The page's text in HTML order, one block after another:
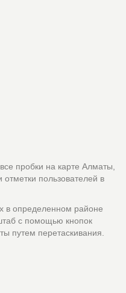
пробки на карте Алматы,
пользователей в
в определенном районе
с помощью кнопок
путем перетаскивания.